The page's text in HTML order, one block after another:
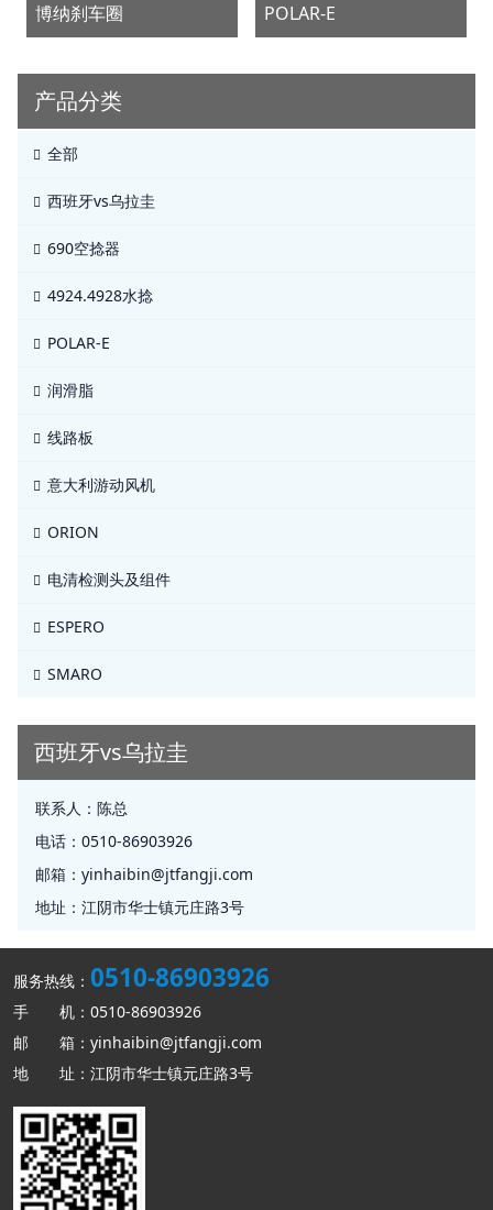
博纳刹车圈 POLAR-E
产品分类
全部
西班牙vs乌拉圭
690空捻器
4924.4928水捻
POLAR-E
润滑脂
线路板
意大利游动风机
ORION
电清检测头及组件
ESPERO
SMARO
西班牙vs乌拉圭
联系人： 陈总
电话： 0510-86903926
邮箱： yinhaibin@jtfangji.com
地址： 江阴市华士镇元庄路3号
服务热线： 0510-86903926
手 机：0510-86903926
邮 箱：yinhaibin@jtfangji.com
地 址：江阴市华士镇元庄路3号